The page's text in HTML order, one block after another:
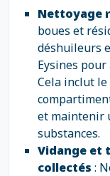
Nettoyage
boues et
déshuileurs
Eysines
Cela inclut le
et maintenir
substances.
Vidange et
collectés :